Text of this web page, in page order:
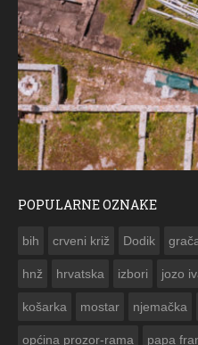
POPULARNE OZNAKE
bih crveni križ Dodik
hnž hrvatska izbori jozo
košarka mostar njemačka
općina prozor-rama papa